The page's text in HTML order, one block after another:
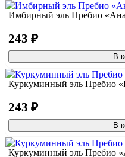
Имбирный эль Пребио
243 ₽
В
Куркуминный эль Пребио
243 ₽
В
Куркуминный эль Пребио